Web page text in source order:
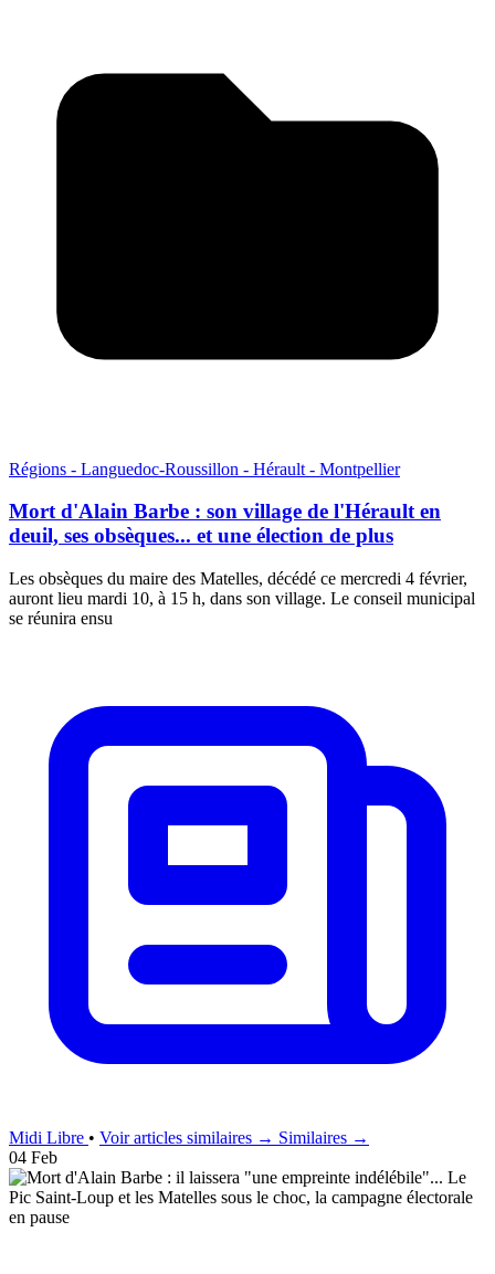
Régions - Languedoc-Roussillon - Hérault - Montpellier
Mort d'Alain Barbe : son village de l'Hérault en
deuil, ses obsèques... et une élection de plus
Les obsèques du maire des Matelles, décédé ce mercredi 4 février,
auront lieu mardi 10, à 15 h, dans son village. Le conseil municipal
se réunira ensu
Midi Libre • Voir articles similaires → Similaires →
04 Feb